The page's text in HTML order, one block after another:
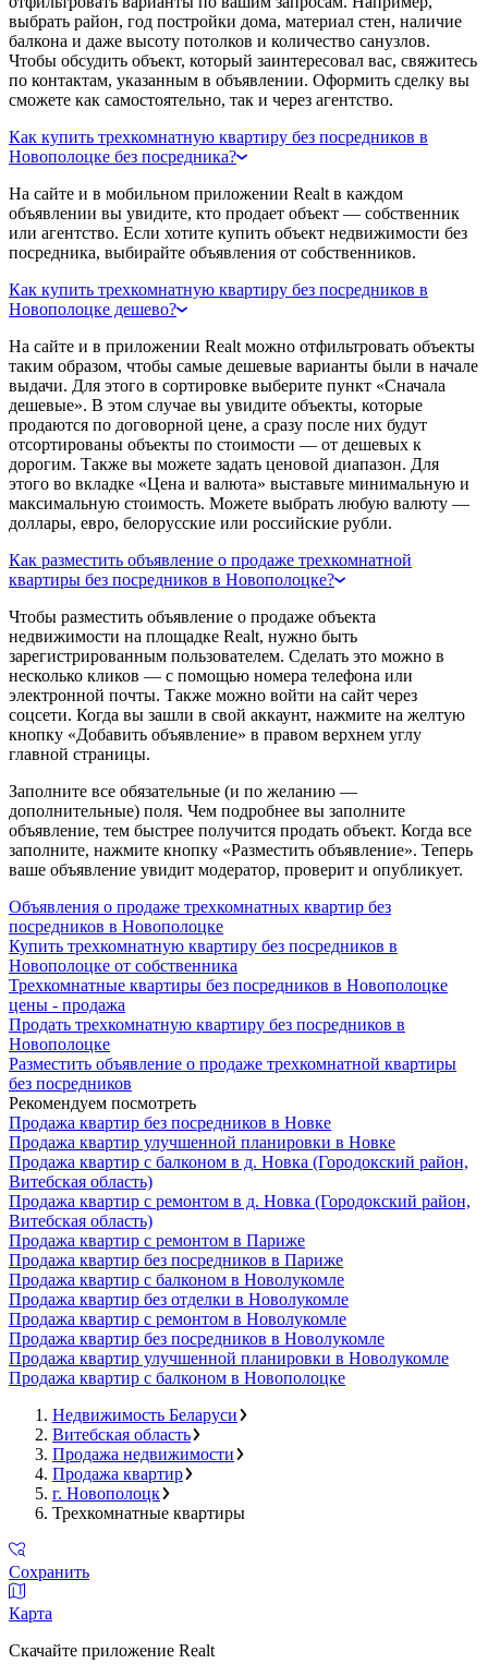
выбрать район, год постройки дома, материал стен, наличие
балкона и даже высоту потолков и количество санузлов.
Чтобы обсудить объект, который заинтересовал вас, свяжитесь
по контактам, указанным в объявлении. Оформить сделку вы
сможете как самостоятельно, так и через агентство.
Как купить трехкомнатную квартиру без посредников в
Новополоцке без посредника?
На сайте и в мобильном приложении Realt в каждом
объявлении вы увидите, кто продает объект — собственник
или агентство. Если хотите купить объект недвижимости без
посредника, выбирайте объявления от собственников.
Как купить трехкомнатную квартиру без посредников в
Новополоцке дешево?
На сайте и в приложении Realt можно отфильтровать объекты
таким образом, чтобы самые дешевые варианты были в начале
выдачи. Для этого в сортировке выберите пункт «Сначала
дешевые». В этом случае вы увидите объекты, которые
продаются по договорной цене, а сразу после них будут
отсортированы объекты по стоимости — от дешевых к
дорогим. Также вы можете задать ценовой диапазон. Для
этого во вкладке «Цена и валюта» выставьте минимальную и
максимальную стоимость. Можете выбрать любую валюту —
доллары, евро, белорусские или российские рубли.
Как разместить объявление о продаже трехкомнатной
квартиры без посредников в Новополоцке?
Чтобы разместить объявление о продаже объекта
недвижимости на площадке Realt, нужно быть
зарегистрированным пользователем. Сделать это можно в
несколько кликов — с помощью номера телефона или
электронной почты. Также можно войти на сайт через
соцсети. Когда вы зашли в свой аккаунт, нажмите на желтую
кнопку «Добавить объявление» в правом верхнем углу
главной страницы.
Заполните все обязательные (и по желанию —
дополнительные) поля. Чем подробнее вы заполните
объявление, тем быстрее получится продать объект. Когда все
заполните, нажмите кнопку «Разместить объявление». Теперь
ваше объявление увидит модератор, проверит и опубликует.
Объявления о продаже трехкомнатных квартир без
посредников в Новополоцке
Купить трехкомнатную квартиру без посредников в
Новополоцке от собственника
Трехкомнатные квартиры без посредников в Новополоцке
цены - продажа
Продать трехкомнатную квартиру без посредников в
Новополоцке
Разместить объявление о продаже трехкомнатной квартиры
без посредников
Рекомендуем посмотреть
Продажа квартир без посредников в Новке
Продажа квартир улучшенной планировки в Новке
Продажа квартир с балконом в д. Новка (Городокский район,
Витебская область)
Продажа квартир с ремонтом в д. Новка (Городокский район,
Витебская область)
Продажа квартир с ремонтом в Париже
Продажа квартир без посредников в Париже
Продажа квартир с балконом в Новолукомле
Продажа квартир без отделки в Новолукомле
Продажа квартир с ремонтом в Новолукомле
Продажа квартир без посредников в Новолукомле
Продажа квартир улучшенной планировки в Новолукомле
Продажа квартир с балконом в Новополоцке
Недвижимость Беларуси
Витебская область
Продажа недвижимости
Продажа квартир
г. Новополоцк
Трехкомнатные квартиры
Сохранить
Карта
Скачайте приложение Realt